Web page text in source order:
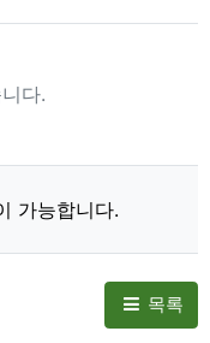
다.
가능합니다.
목록